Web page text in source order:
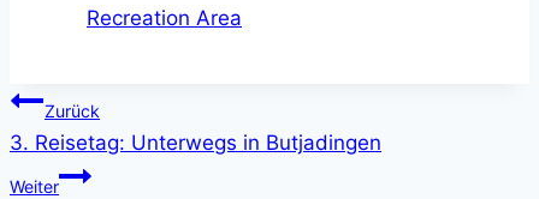
Recreation Area
Beitragsnavigation
Zurück
3. Reisetag: Unterwegs in Butjadingen
Weiter